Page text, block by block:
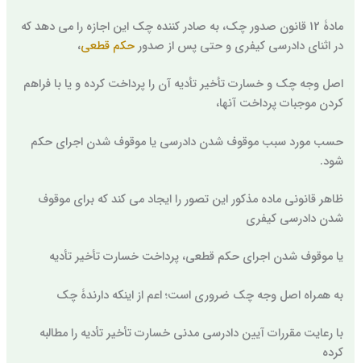
مادۀ 12 قانون صدور چک، به صادر کننده چک این اجازه را می دهد که
در اثنای دادرسی کیفری و حتی پس از صدورحکم قطعی،
اصل وجه چک و خسارت تأخیر تأدیه آن را پرداخت کرده و یا با فراهم
کردن موجبات پرداخت آنها،
حسب مورد سبب موقوف شدن دادرسی یا موقوف شدن اجرای حکم
شود.
ظاهر قانونی ماده مذکور این تصور را ایجاد می کند که برای موقوف
شدن دادرسی کیفری
یا موقوف شدن اجرای حکم قطعی، پرداخت خسارت تأخیر تأدیه
به همراه اصل وجه چک ضروری است؛ اعم از اینکه دارندۀ چک
با رعایت مقررات آیین دادرسی مدنی خسارت تأخیر تأدیه را مطالبه
کرده